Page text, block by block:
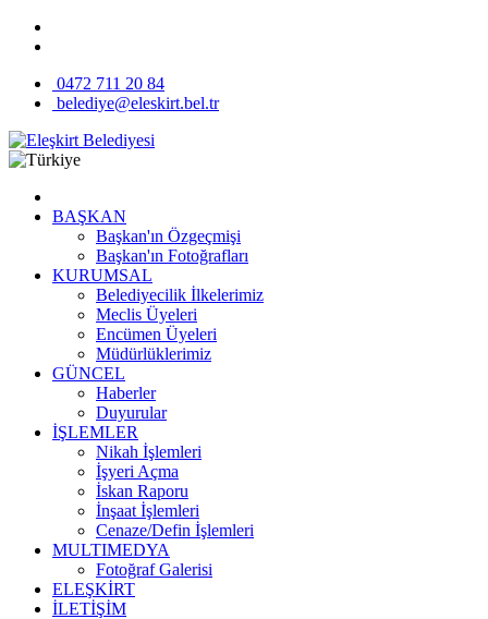
0472 711 20 84
belediye@eleskirt.bel.tr
BAŞKAN
Başkan'ın Özgeçmişi
Başkan'ın Fotoğrafları
KURUMSAL
Belediyecilik İlkelerimiz
Meclis Üyeleri
Encümen Üyeleri
Müdürlüklerimiz
GÜNCEL
Haberler
Duyurular
İŞLEMLER
Nikah İşlemleri
İşyeri Açma
İskan Raporu
İnşaat İşlemleri
Cenaze/Defin İşlemleri
MULTIMEDYA
Fotoğraf Galerisi
ELEŞKİRT
İLETİŞİM